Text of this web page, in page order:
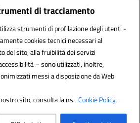
di tracciamento
strumenti di profilazione degli utenti -
cookies tecnici necessari al
del sito, alla fruibilità dei servizi
– sono utilizzati, inoltre,
messi a disposizione da Web
sito, consulta la ns. Cookie Policy.
Email:fgps210002@istruzione.it
(CUF): UF7W9K
by 3D Solution S.r.l.
Design by Designers Italia